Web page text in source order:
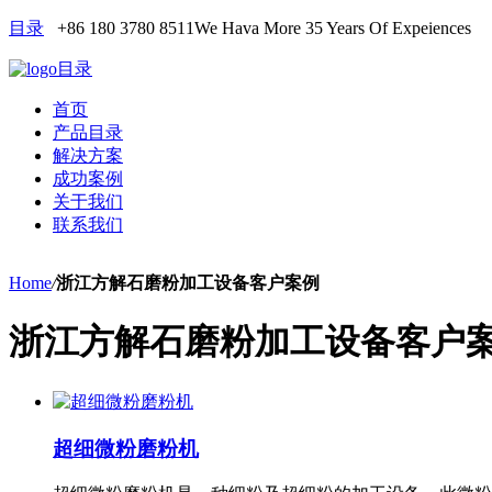
目录 +86 180 3780 8511We Hava More 35 Years Of Expeiences
目录
首页
产品目录
解决方案
成功案例
关于我们
联系我们
Home/浙江方解石磨粉加工设备客户案例
浙江方解石磨粉加工设备客户
超细微粉磨粉机